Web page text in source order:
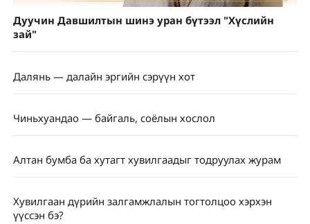
Дуучин Давшилтын шинэ уран бүтээл "Хүслийн
зай"
Далянь — далайн эргийн сэрүүн хот
Чиньхуандао — байгаль, соёлын хослол
Алтан бумба ба хутагт хувилгаадыг тодруулах журам
Хувилгаан дүрийн залгамжлалын тогтолцоо хэрхэн
үүссэн бэ?